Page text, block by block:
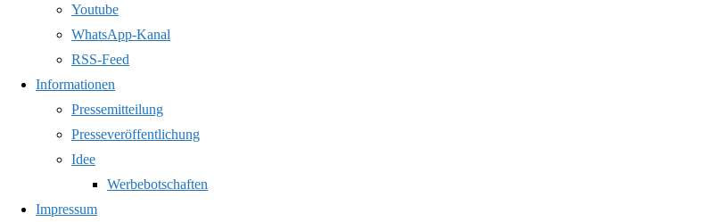
Youtube
WhatsApp-Kanal
RSS-Feed
Informationen
Pressemitteilung
Presseveröffentlichung
Idee
Werbebotschaften
Impressum
Jeden Tag verbindet KI-Andacht die Botschaft der
Bibel mit aktuellen Themen aus Gesellschaft,
Politik und dem persönlichen Leben. Texte,
Bilder, Videos, Podcastfolgen, Stimmen und
Musik entstehen mithilfe Künstlicher Intelligenz.
Jede Andacht kann gelesen oder als Podcast